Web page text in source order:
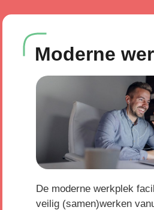
Moderne
De moderne werkplek
veilig (samen)werken